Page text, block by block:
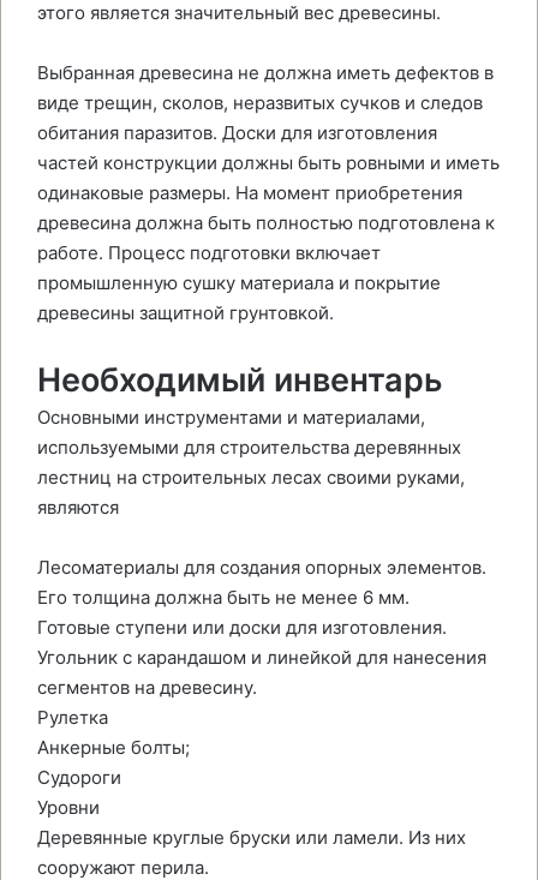
этого является значительный вес древесины.
Выбранная древесина не должна иметь дефектов в
виде трещин, сколов, неразвитых сучков и следов
обитания паразитов. Доски для изготовления
частей конструкции должны быть ровными и иметь
одинаковые размеры. На момент приобретения
древесина должна быть полностью подготовлена к
работе. Процесс подготовки включает
промышленную сушку материала и покрытие
древесины защитной грунтовкой.
Необходимый инвентарь
Основными инструментами и материалами,
используемыми для строительства деревянных
лестниц на строительных лесах своими руками,
являются
Лесоматериалы для создания опорных элементов.
Его толщина должна быть не менее 6 мм.
Готовые ступени или доски для изготовления.
Угольник с карандашом и линейкой для нанесения
сегментов на древесину.
Рулетка
Анкерные болты;
Судороги
Уровни
Деревянные круглые бруски или ламели. Из них
сооружают перила.